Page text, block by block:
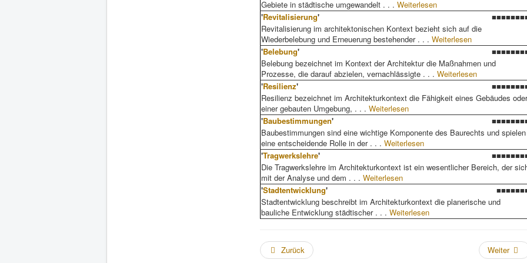
Gebiete in städtische umgewandelt . . . Weiterlesen
'Revitalisierung'
Revitalisierung im architektonischen Kontext bezieht sich auf die
Wiederbelebung und Erneuerung bestehender . . . Weiterlesen
'Belebung'
Belebung bezeichnet im Kontext der Architektur die Maßnahmen und
Prozesse, die darauf abzielen, vernachlässigte . . . Weiterlesen
'Resilienz'
Resilienz bezeichnet im Architekturkontext die Fähigkeit eines Gebäudes oder
einer gebauten Umgebung, . . . Weiterlesen
'Baubestimmungen'
Baubestimmungen sind eine wichtige Komponente des Baurechts und spielen
eine entscheidende Rolle in der . . . Weiterlesen
'Tragwerkslehre'
Die Tragwerkslehre im Architekturkontext ist ein wesentlicher Bereich, der
mit der Analyse und dem . . . Weiterlesen
'Stadtentwicklung'
Stadtentwicklung beschreibt im Architekturkontext die planerische und
bauliche Entwicklung städtischer . . . Weiterlesen
Zurück Weiter